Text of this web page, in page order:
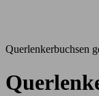
Querlenkerbuchsen